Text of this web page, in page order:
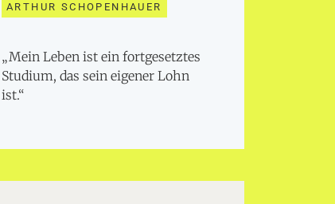
ARTHUR SCHOPENHAUER
„Mein Leben ist ein fortgesetztes
Studium, das sein eigener Lohn
ist.“